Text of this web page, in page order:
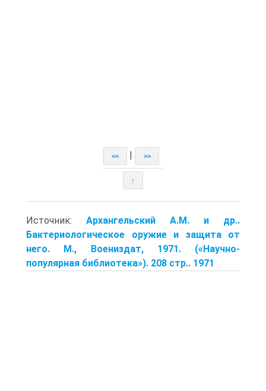
<< | >>
↑
Источник: Архангельский А.М. и др..
Бактериологическое оружие и защита от
него. М., Воениздат, 1971. («Научно-
популярная биб­лиотека»). 208 стр.. 1971